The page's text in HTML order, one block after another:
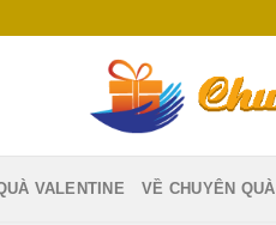
VALENTINE VỀ CHUYÊN QUÀ